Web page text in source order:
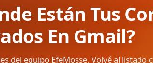
Están Tus
En Gmail?
del equipo EfeMosse. Volvé al listado